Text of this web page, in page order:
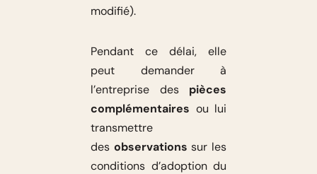
modifié).
Pendant ce délai, elle
peut demander à
l’entreprise des pièces
complémentaires ou lui
transmettre
des observations sur les
conditions d’adoption du